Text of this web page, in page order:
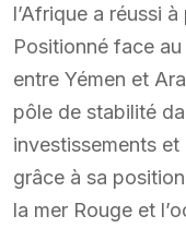
l’Afrique a réussi
Positionné face
entre Yémen et
pôle de stabilité
investissements
grâce à sa
la mer Rouge et